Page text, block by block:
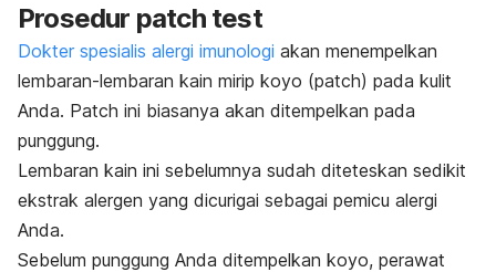
Prosedur patch test
Dokter spesialis alergi imunologi akan menempelkan
lembaran-lembaran kain mirip koyo (patch) pada kulit
Anda. Patch ini biasanya akan ditempelkan pada
punggung.
Lembaran kain ini sebelumnya sudah diteteskan sedikit
ekstrak alergen yang dicurigai sebagai pemicu alergi
Anda.
Sebelum punggung Anda ditempelkan koyo, perawat